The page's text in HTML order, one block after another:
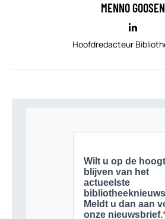
MENNO GOOSEN
Hoofdredacteur